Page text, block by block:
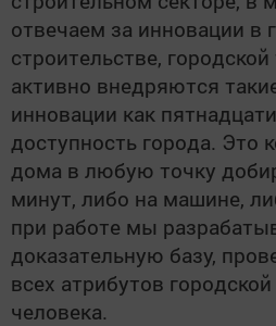
отвечаем за инновации в
строительстве,
активно внедряются
инновации как
доступность города. Это
дома в любую точку
минут, либо на машине,
при работе мы
доказательную базу,
всех атрибутов
человека.